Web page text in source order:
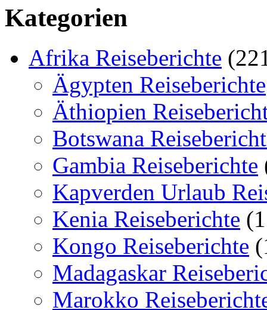
Kategorien
Afrika Reiseberichte
Ägypten Reiseberichte
Äthiopien
Botswana
Gambia Reiseberichte
Kapverden Urlaub
Kenia Reiseberichte
Kongo Reiseberichte
Madagaskar
Marokko